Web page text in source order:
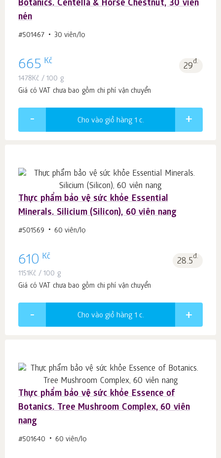
Botanics. Centella & Horse Chestnut, 30 viên
nén
#501467 30 viên/lọ
665 Kč 29đ.
1478Kč / 100 g
Giá có VAT chưa bao gồm chi phí vận chuyển
Cho vào giỏ hàng 1 c.
Thực phẩm bảo vệ sức khỏe Essential
Minerals. Silicium (Silicon), 60 viên nang
#501569 60 viên/lọ
610 Kč 28.5đ.
1151Kč / 100 g
Giá có VAT chưa bao gồm chi phí vận chuyển
Cho vào giỏ hàng 1 c.
Thực phẩm bảo vệ sức khỏe Essence of
Botanics. Tree Mushroom Complex, 60 viên
nang
#501640 60 viên/lọ